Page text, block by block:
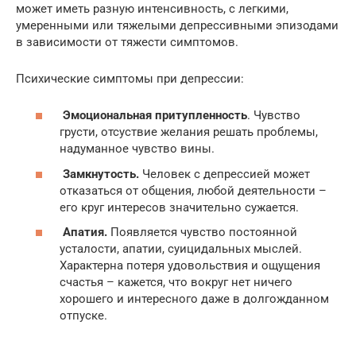
может иметь разную интенсивность, с легкими,
умеренными или тяжелыми депрессивными эпизодами
в зависимости от тяжести симптомов.
Психические симптомы при депрессии:
Эмоциональная притупленность. Чувство
грусти, отсуствие желания решать проблемы,
надуманное чувство вины.
Замкнутость. Человек с депрессией может
отказаться от общения, любой деятельности –
его круг интересов значительно сужается.
Апатия. Появляется чувство постоянной
усталости, апатии, суицидальных мыслей.
Характерна потеря удовольствия и ощущения
счастья – кажется, что вокруг нет ничего
хорошего и интересного даже в долгожданном
отпуске.